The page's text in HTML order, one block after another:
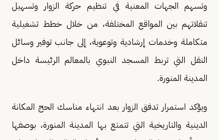
وتسهم الجهات المعنية في تنظيم حركة الزوار وتسهيل
تنقلاتهم بين المواقع المختلفة، من خلال خطط تشغيلية
متكاملة وخدمات إرشادية وتوعوية، إلى جانب توفير وسائل
النقل التي تربط المسجد النبوي بالمعالم الرئيسة داخل
المدينة المنورة.
ويؤكد استمرار تدفق الزوار بعد انتهاء مناسك الحج المكانة
الدينية والتاريخية التي تتمتع بها المدينة المنورة، بوصفها